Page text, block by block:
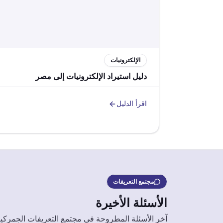
الإلكترونيات
دليل استيراد الإلكترونيات إلى مصر
اقرأ الدليل
مجتمع التعريفات
الأسئلة الأخيرة
آخر الأسئلة المطروحة في مجتمع التعريفات